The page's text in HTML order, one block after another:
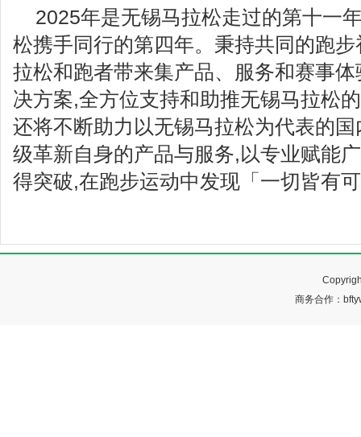
2025年是无锡马拉松走过的第十一
松携手同行的第四年。秉持共同的跑
拉松和跑者带来集产品、服务和赛事
决方案,全方位支持和助推无锡马拉松
还将不断助力以无锡马拉松为代表的
级革新自身的产品与服务,以专业赋能
得突破,在跑步运动中发现「一切皆有
商务合作：